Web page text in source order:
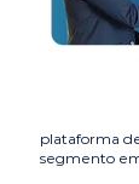
plataforma
segmento